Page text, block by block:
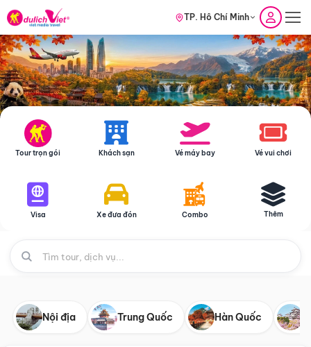
TP. Hồ Chí Minh
Tour trọn gói Khách sạn Vé máy bay Vé vui chơi
Visa Xe đưa đón Combo Thêm
Nội địa Trung Quốc Hàn Quốc